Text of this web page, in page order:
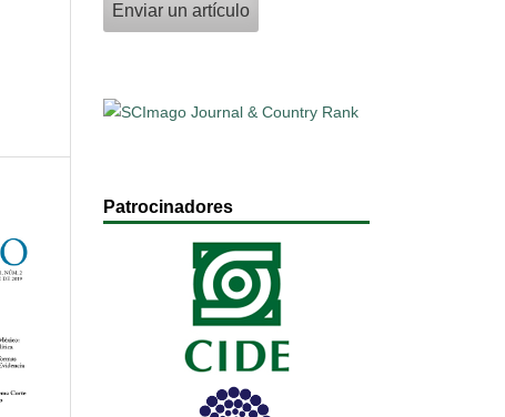
Enviar un artículo
Patrocinadores